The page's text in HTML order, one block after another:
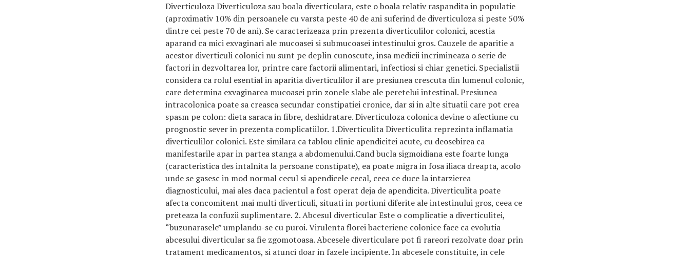
Diverticuloza Diverticuloza sau boala diverticulara, este o boala relativ raspandita in populatie
(aproximativ 10% din persoanele cu varsta peste 40 de ani suferind de diverticuloza si peste 50%
dintre cei peste 70 de ani). Se caracterizeaza prin prezenta diverticulilor colonici, acestia
aparand ca mici exvaginari ale mucoasei si submucoasei intestinului gros. Cauzele de aparitie a
acestor diverticuli colonici nu sunt pe deplin cunoscute, insa medicii incrimineaza o serie de
factori in dezvoltarea lor, printre care factorii alimentari, infectiosi si chiar genetici. Specialistii
considera ca rolul esential in aparitia diverticulilor il are presiunea crescuta din lumenul colonic,
care determina exvaginarea mucoasei prin zonele slabe ale peretelui intestinal. Presiunea
intracolonica poate sa creasca secundar constipatiei cronice, dar si in alte situatii care pot crea
spasm pe colon: dieta saraca in fibre, deshidratare. Diverticuloza colonica devine o afectiune cu
prognostic sever in prezenta complicatiilor. 1.Diverticulita Diverticulita reprezinta inflamatia
diverticulilor colonici. Este similara ca tablou clinic apendicitei acute, cu deosebirea ca
manifestarile apar in partea stanga a abdomenului.Cand bucla sigmoidiana este foarte lunga
(caracteristica des intalnita la persoane constipate), ea poate migra in fosa iliaca dreapta, acolo
unde se gasesc in mod normal cecul si apendicele cecal, ceea ce duce la intarzierea
diagnosticului, mai ales daca pacientul a fost operat deja de apendicita. Diverticulita poate
afecta concomitent mai multi diverticuli, situati in portiuni diferite ale intestinului gros, ceea ce
preteaza la confuzii suplimentare. 2. Abcesul diverticular Este o complicatie a diverticulitei,
“buzunarasele” umplandu-se cu puroi. Virulenta florei bacteriene colonice face ca evolutia
abcesului diverticular sa fie zgomotoasa. Abcesele diverticulare pot fi rareori rezolvate doar prin
tratament medicamentos, si atunci doar in fazele incipiente. In abcesele constituite, in cele